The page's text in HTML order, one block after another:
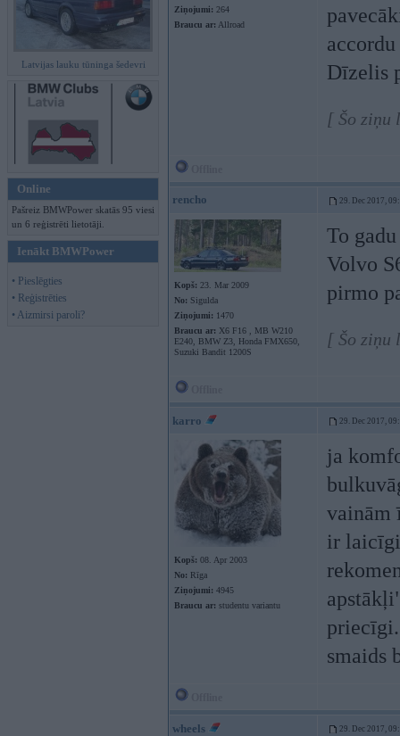
Latvijas lauku tūninga šedevri
Online
Pašreiz BMWPower skatās 95 viesi
un 6 reģistrēti lietotāji.
Ienākt BMWPower
• Pieslēgties
• Reģistrēties
• Aizmirsi paroli?
Ziņojumi: 264
Braucu ar: Allroad
Dīzelis
[ Šo ziņu
rencho 29. Dec 2017,
Kopš: 23. Mar 2009
No: Sigulda
Ziņojumi: 1470
Braucu ar: X6 F16 , MB W210
E240, BMW Z3, Honda FMX650,
Suzuki Bandit 1200S
To
Volvo
pirmo
[ Šo ziņu
karro 29. Dec 2017,
Kopš: 08. Apr 2003
No: Rīga
Ziņojumi: 4945
Braucu ar: studentu variantu
ja
vainām
ir
smaids
wheels 29. Dec 2017,